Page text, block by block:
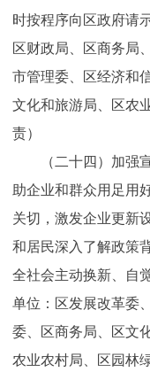
时按程序向区政府请
区财政局、区商务局
市管理委、区经济和
文化和旅游局、区农
责）
（二十四）加强宣
助企业和群众用足用
关切，激发企业更新
和居民深入了解政策
全社会主动换新、自
单位：区发展改革委
委、区商务局、区文
农业农村局、区园林